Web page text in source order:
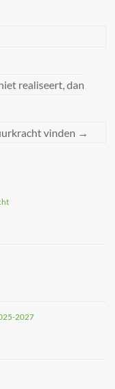
realiseert, dan
vinden →
2027